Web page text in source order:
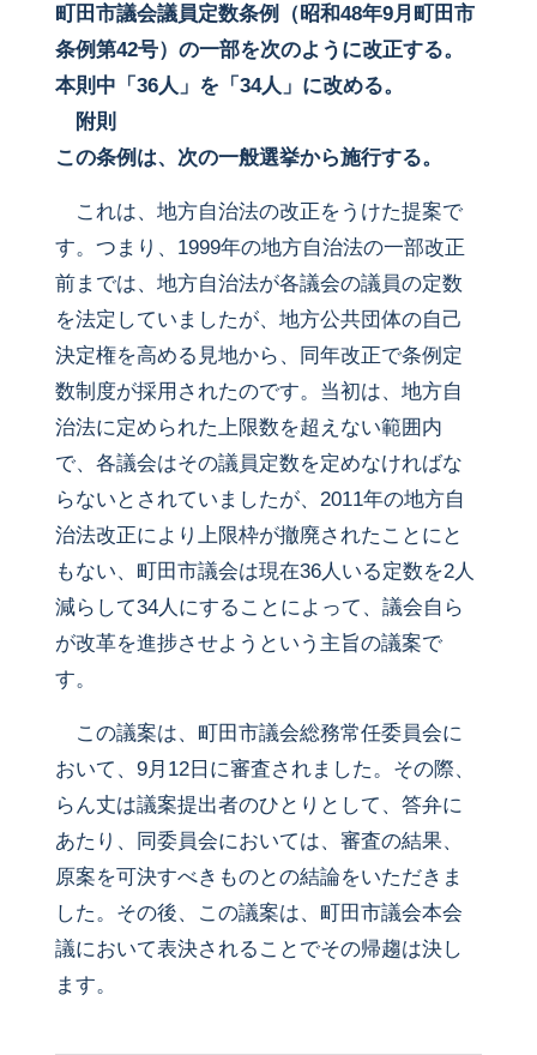
町田市議会議員定数条例（昭和48年9月町田市
条例第42号）の一部を次のように改正する。
本則中「36人」を「34人」に改める。
附則
この条例は、次の一般選挙から施行する。
これは、地方自治法の改正をうけた提案で
す。つまり、1999年の地方自治法の一部改正
前までは、地方自治法が各議会の議員の定数
を法定していましたが、地方公共団体の自己
決定権を高める見地から、同年改正で条例定
数制度が採用されたのです。当初は、地方自
治法に定められた上限数を超えない範囲内
で、各議会はその議員定数を定めなければな
らないとされていましたが、2011年の地方自
治法改正により上限枠が撤廃されたことにと
もない、町田市議会は現在36人いる定数を2人
減らして34人にすることによって、議会自ら
が改革を進捗させようという主旨の議案で
す。
この議案は、町田市議会総務常任委員会に
おいて、9月12日に審査されました。その際、
らん丈は議案提出者のひとりとして、答弁に
あたり、同委員会においては、審査の結果、
原案を可決すべきものとの結論をいただきま
した。その後、この議案は、町田市議会本会
議において表決されることでその帰趨は決し
ます。